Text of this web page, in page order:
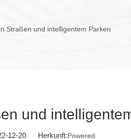
Straßen und intelligentem Parken
und
12-20 Herkunft:Powered